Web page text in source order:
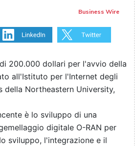
Business Wire
200.000 dollari per l'avvio della
all'Istituto per l'Internet degli
della Northeastern University,
è lo sviluppo di una
digitale O-RAN per
sviluppo, l'integrazione e il